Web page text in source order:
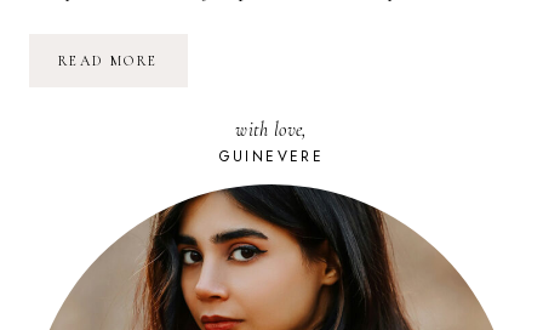
READ MORE
STRACZYNSKI
NETFLIX
:
UNE
RÉUSSITE
with love,
GUINEVERE